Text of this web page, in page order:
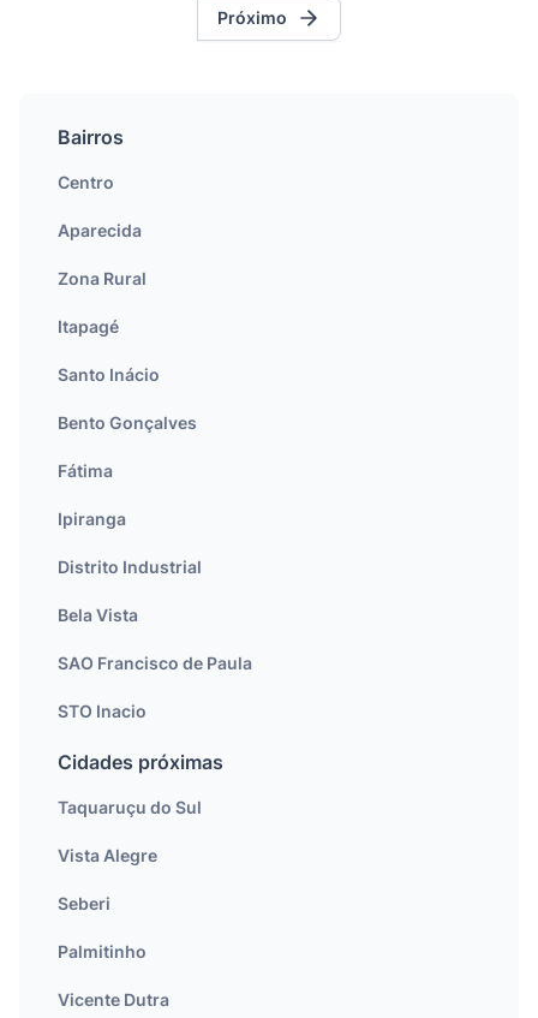
Próximo
Bairros
Centro
Aparecida
Zona Rural
Itapagé
Santo Inácio
Bento Gonçalves
Fátima
Ipiranga
Distrito Industrial
Bela Vista
SAO Francisco de Paula
STO Inacio
Cidades próximas
Taquaruçu do Sul
Vista Alegre
Seberi
Palmitinho
Vicente Dutra